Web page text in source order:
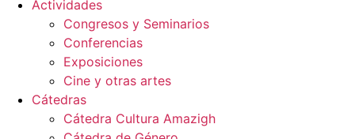
Actividades
Congresos y Seminarios
Conferencias
Exposiciones
Cine y otras artes
Cátedras
Cátedra Cultura Amazigh